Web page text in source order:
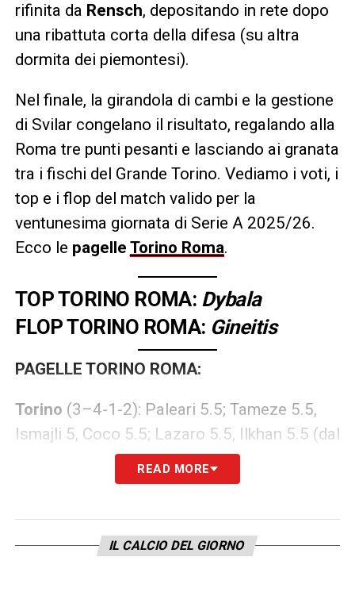
rifinita da Rensch, depositando in rete dopo
una ribattuta corta della difesa (su altra
dormita dei piemontesi).
Nel finale, la girandola di cambi e la gestione
di Svilar congelano il risultato, regalando alla
Roma tre punti pesanti e lasciando ai granata
tra i fischi del Grande Torino. Vediamo i voti, i
top e i flop del match valido per la
ventunesima giornata di Serie A 2025/26.
Ecco le pagelle Torino Roma.
TOP TORINO ROMA: Dybala
FLOP TORINO ROMA: Gineitis
PAGELLE TORINO ROMA:
Torino (3–4-1-2): Paleari 5.5; Tameze 5.5,
Ismajli 5, Coco 5.5; Lazaro 5.5, Ilkhan 5.5 (dal
77’ Anjorin SV), Gineitis 5 (dal 46’ Casadei
5.5), Aboukhlal 5 (dal 33’ Pedersen 5.5);
AllenatoreBaroni: 5
READ MORE
IL CALCIO DEL GIORNO